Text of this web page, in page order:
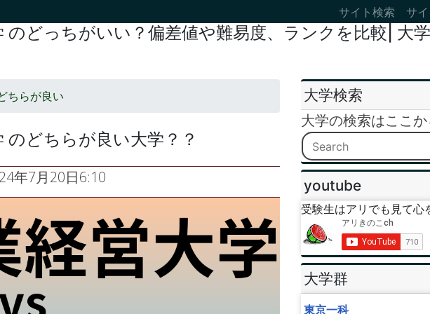
サイト検索 サ
のどっちがいい？偏差値や難易度、ランクを比較| 大
ちらが良い
のどちらが良い大学？？
年7月20日6:10
大学検索
大学の検索はここか
youtube
受験生はアリでも見て心
大学群
東京一科